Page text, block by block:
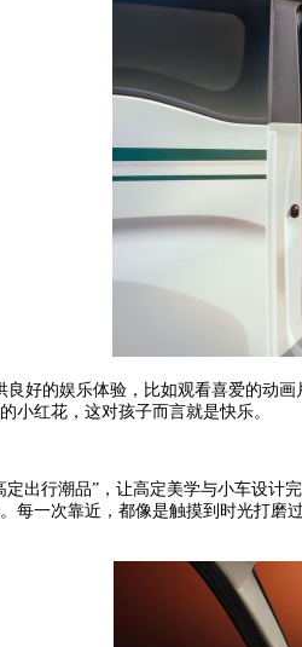
好的娱乐体验，比如观看喜爱的动
小红花，这对孩子而言就是快乐。
出行潮品”，让高定美学与小车设
每一次靠近，都像是触摸到时光打